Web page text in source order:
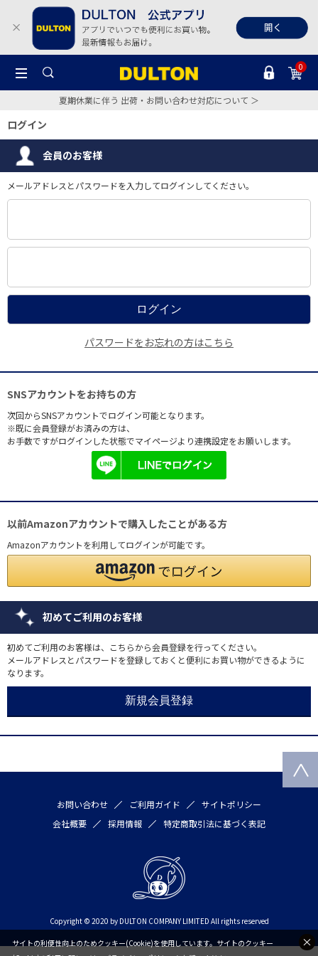
0
夏期休業に伴う 出荷・お問い合わせ対応について ＞
ログイン
会員のお客様
メールアドレスとパスワードを入力してログインしてください。
パスワードをお忘れの方はこちら
SNSアカウントをお持ちの方
次回からSNSアカウントでログイン可能となります。
※既に会員登録がお済みの方は、
お手数ですがログインした状態でマイページより連携設定をお願いします。
以前Amazonアカウントで購入したことがある方
Amazonアカウントを利用してログインが可能です。
初めてご利用のお客様
初めてご利用のお客様は、こちらから会員登録を行ってください。
メールアドレスとパスワードを登録しておくと便利にお買い物ができるように
なります。
お問い合わせ ご利用ガイド
サイトポリシー
会社概要
採用情報 特定商取引法に基づく表記
Copyright © 2020 by DULTON COMPANY LIMITED All rights reserved
サイトの利便性向上のためクッキー(Cookie)を使用しています。サイトのクッキー